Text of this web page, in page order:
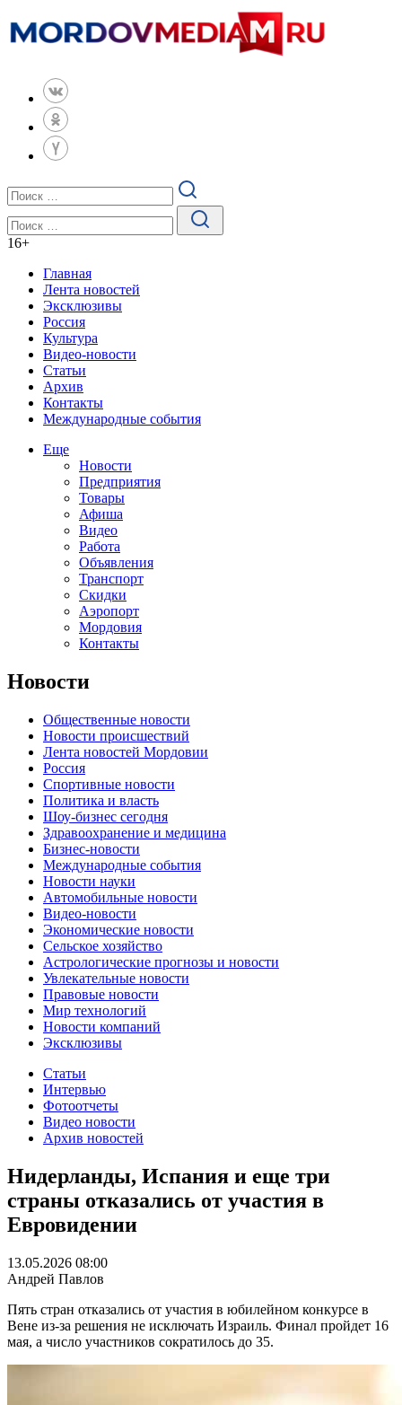
16+
Главная
Лента новостей
Эксклюзивы
Россия
Культура
Видео-новости
Статьи
Архив
Контакты
Международные события
Еще
Новости
Предприятия
Товары
Афиша
Видео
Работа
Объявления
Транспорт
Скидки
Аэропорт
Мордовия
Контакты
Новости
Общественные новости
Новости происшествий
Лента новостей Мордовии
Россия
Спортивные новости
Политика и власть
Шоу-бизнес сегодня
Здравоохранение и медицина
Бизнес-новости
Международные события
Новости науки
Автомобильные новости
Видео-новости
Экономические новости
Сельское хозяйство
Астрологические прогнозы и новости
Увлекательные новости
Правовые новости
Мир технологий
Новости компаний
Эксклюзивы
Статьи
Интервью
Фотоотчеты
Видео новости
Архив новостей
Нидерланды, Испания и еще три
страны отказались от участия в
Евровидении
13.05.2026 08:00
Андрей Павлов
Пять стран отказались от участия в юбилейном конкурсе в
Вене из-за решения не исключать Израиль. Финал пройдет 16
мая, а число участников сократилось до 35.